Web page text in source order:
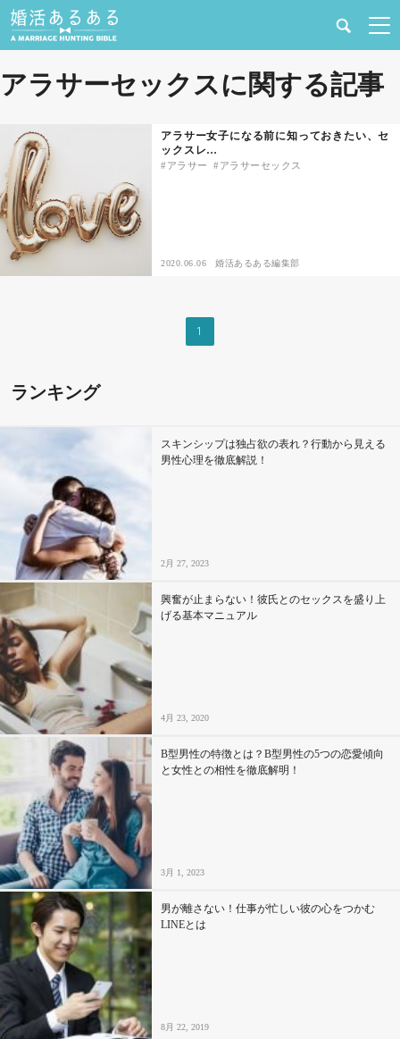
健康
恋愛の悩み
出会い
合コン・街コン
あるある
ドキドキ
仕事とキャリア
特集
占い・診断
ファッション・美容
グルメ
趣味・旅行
セックスライフ
不倫・だめ男
感動
心の処方箋
カルチャー・トレンド・芸能
アラサーセックスに関する記事
アラサー女子になる前に知っておきたい、セ
ックスレ…
アラサー アラサーセックス
2020.06.06 婚活あるある編集部
1
ランキング
スキンシップは独占欲の表れ？行動から見える
男性心理を徹底解説！
2月 27, 2023
興奮が止まらない！彼氏とのセックスを盛り上
げる基本マニュアル
4月 23, 2020
B型男性の特徴とは？B型男性の5つの恋愛傾向
と女性との相性を徹底解明！
3月 1, 2023
男が離さない！仕事が忙しい彼の心をつかむ
LINEとは
8月 22, 2019